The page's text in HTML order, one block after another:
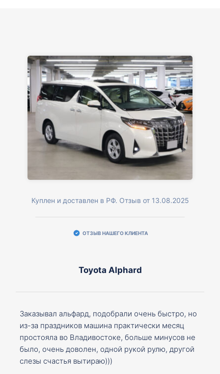
Куплен и доставлен в РФ. Отзыв от 13.08.2025
ОТЗЫВ НАШЕГО КЛИЕНТА
Toyota Alphard
Заказывал альфард, подобрали очень быстро, но
из-за праздников машина практически месяц
простояла во Владивостоке, больше минусов не
было, очень доволен, одной рукой рулю, другой
слезы счастья вытираю)))